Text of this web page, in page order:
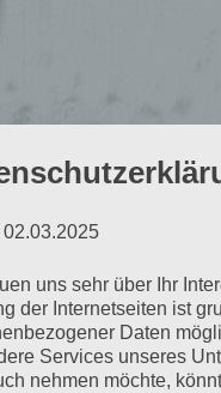
02.03.2025
uns sehr über Ihr
der Internetseiten ist
Daten
Services unseres
nehmen möchte,